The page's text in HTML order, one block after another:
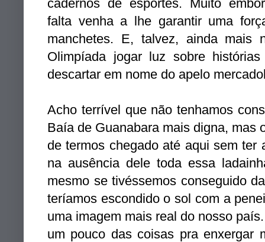
cadernos de esportes. Muito
falta venha a lhe garantir uma
manchetes. E, talvez, ainda
Olimpíada jogar luz sobre
descartar em nome do apelo
Acho terrível que não tenhamos
Baía de Guanabara mais digna, mas
de termos chegado até aqui sem
na ausência dele toda essa
mesmo se tivéssemos conseguido
teríamos escondido o sol com a
uma imagem mais real do nosso
um pouco das coisas pra enxergar